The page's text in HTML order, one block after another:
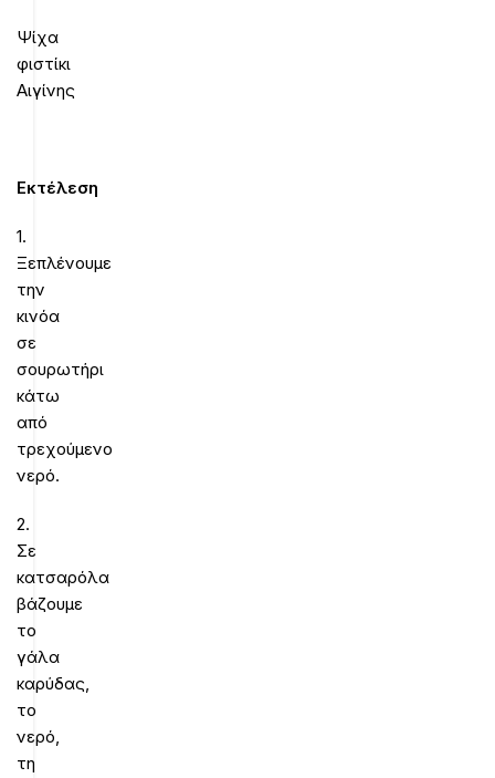
Ψίχα
φιστίκι
Αιγίνης
Εκτέλεση
1.
Ξεπλένουμε
την
κινόα
σε
σουρωτήρι
κάτω
από
τρεχούμενο
νερό.
2.
Σε
κατσαρόλα
βάζουμε
το
γάλα
καρύδας,
το
νερό,
τη